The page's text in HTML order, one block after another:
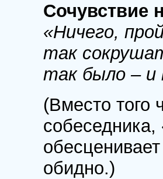
Сочувствие
«Ничего,
так
так было – и
(Вместо того
обидно.)